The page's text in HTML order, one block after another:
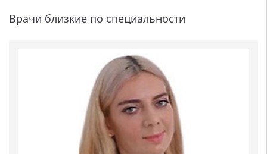
Врачи близкие по специальности